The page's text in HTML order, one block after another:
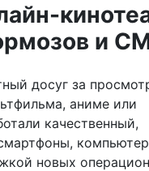
и
досуг за
аниме или
качественный,
новых